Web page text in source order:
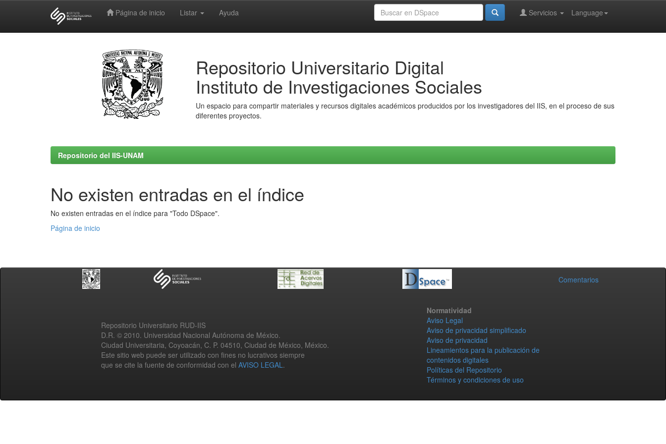
Página de inicio Listar Ayuda Language
Servicios
Repositorio Universitario Digital
Instituto de Investigaciones Sociales
Un espacio para compartir materiales y recursos digitales académicos producidos por los investigadores del IIS, en el proceso de sus
diferentes proyectos.
Repositorio del IIS-UNAM
No existen entradas en el índice
No existen entradas en el índice para "Todo DSpace".
Página de inicio
Comentarios
Repositorio Universitario RUD-IIS
D.R. © 2010. Universidad Nacional Autónoma de México.
Ciudad Universitaria, Coyoacán, C. P. 04510, Ciudad de México, México.
Este sitio web puede ser utilizado con fines no lucrativos siempre
que se cite la fuente de conformidad con el AVISO LEGAL.
Normatividad
Aviso Legal
Aviso de privacidad simplificado
Aviso de privacidad
Lineamientos para la publicación de
contenidos digitales
Políticas del Repositorio
Términos y condiciones de uso